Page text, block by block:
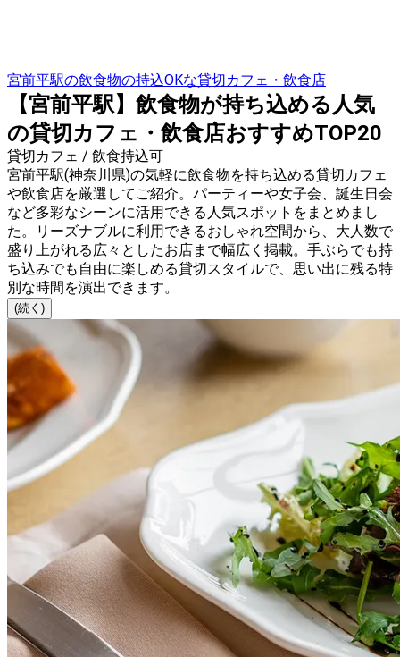
宮前平駅の飲食物の持込OKな貸切カフェ・飲食店
【宮前平駅】飲食物が持ち込める人気
の貸切カフェ・飲食店おすすめTOP20
貸切カフェ / 飲食持込可
宮前平駅(神奈川県)の気軽に飲食物を持ち込める貸切カフェ
や飲食店を厳選してご紹介。パーティーや女子会、誕生日会
など多彩なシーンに活用できる人気スポットをまとめまし
た。リーズナブルに利用できるおしゃれ空間から、大人数で
盛り上がれる広々としたお店まで幅広く掲載。手ぶらでも持
ち込みでも自由に楽しめる貸切スタイルで、思い出に残る特
別な時間を演出できます。
(続く)